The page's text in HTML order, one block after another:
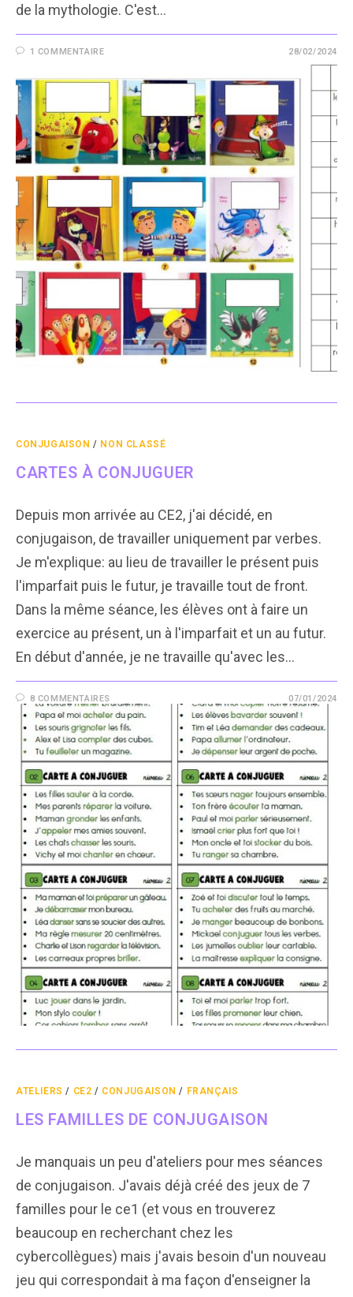
de la mythologie. C'est…
1 COMMENTAIRE 28/02/2024
CONJUGAISON / NON CLASSÉ
CARTES À CONJUGUER
Depuis mon arrivée au CE2, j'ai décidé, en
conjugaison, de travailler uniquement par verbes.
Je m'explique: au lieu de travailler le présent puis
l'imparfait puis le futur, je travaille tout de front.
Dans la même séance, les élèves ont à faire un
exercice au présent, un à l'imparfait et un au futur.
En début d'année, je ne travaille qu'avec les…
8 COMMENTAIRES 07/01/2024
ATELIERS / CE2 / CONJUGAISON / FRANÇAIS
LES FAMILLES DE CONJUGAISON
Je manquais un peu d'ateliers pour mes séances
de conjugaison. J'avais déjà créé des jeux de 7
familles pour le ce1 (et vous en trouverez
beaucoup en recherchant chez les
cybercollègues) mais j'avais besoin d'un nouveau
jeu qui correspondait à ma façon d'enseigner la